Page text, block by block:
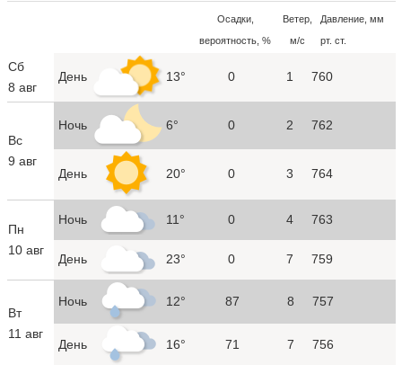
Осадки,
вероятность, %
Ветер,
м/с
Давление, мм
рт. ст.
Сб
8 авг
День 13° 0 1 760
Вс
9 авг
Ночь 6° 0 2 762
День 20° 0 3 764
Пн
10 авг
Ночь 11° 0 4 763
День 23° 0 7 759
Вт
11 авг
Ночь 12° 87 8 757
День 16° 71 7 756